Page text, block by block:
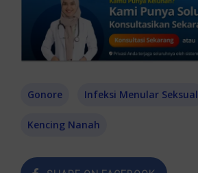
Gonore Infeksi Menular Seksual
Kencing Nanah